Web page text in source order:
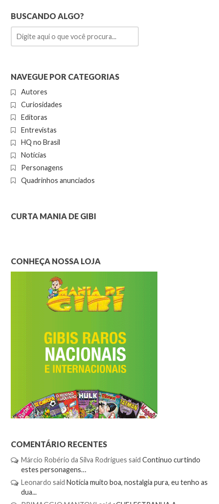
BUSCANDO ALGO?
NAVEGUE POR CATEGORIAS
Autores
Curiosidades
Editoras
Entrevistas
HQ no Brasil
Notícias
Personagens
Quadrinhos anunciados
CURTA MANIA DE GIBI
CONHEÇA NOSSA LOJA
COMENTÁRIO RECENTES
Márcio Robério da Silva Rodrigues said Continuo curtindo
estes personagens…
Leonardo said Notícia muito boa, nostalgia pura, eu tenho as
dua...